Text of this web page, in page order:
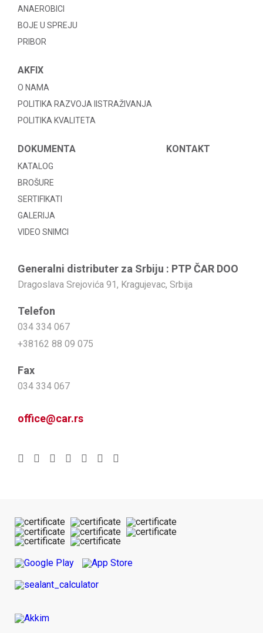
ANAEROBICI
BOJE U SPREJU
PRIBOR
AKFIX
O NAMA
POLITIKA RAZVOJA IISTRAŽIVANJA
POLITIKA KVALITETA
DOKUMENTA
KATALOG
BROŠURE
SERTIFIKATI
GALERIJA
VIDEO SNIMCI
KONTAKT
Generalni distributer za Srbiju : PTP ČAR DOO
Dragoslava Srejovića 91, Kragujevac, Srbija
Telefon
034 334 067
+38162 88 09 075
Fax
034 334 067
office@car.rs